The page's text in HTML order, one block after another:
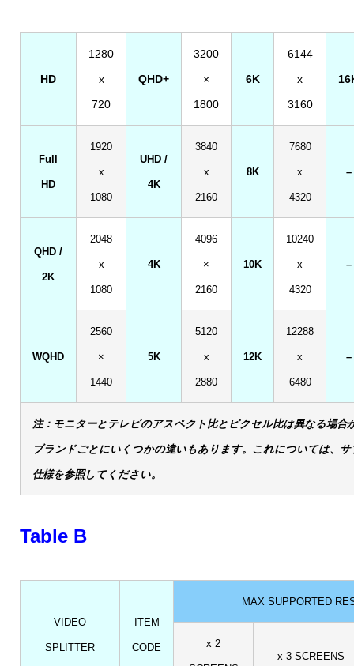
HD
1280
x
720
QHD+
3200
×
1800
6K
6144
x
3160
Full
HD
1920
x
1080
UHD /
4K
3840
x
2160
8K
7680
x
4320
–
QHD /
2K
2048
x
1080
4K
4096
×
2160
10K
10240
x
4320
–
WQHD
2560
×
1440
5K
5120
x
2880
12K
12288
x
6480
–
注：モニターとテレビのアスペクト比とピクセル比は異なる場合
ブランドごとにいくつかの違いもあります。これについては、
仕様を参照してください。
Table B
VIDEO
SPLITTER
ITEM
CODE
MAX SUPPORTED
x 2
x 3 SCREENS